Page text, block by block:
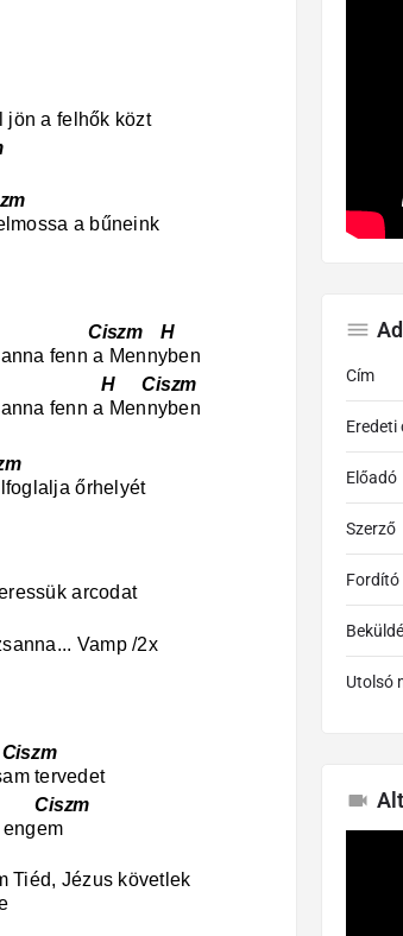
jön a felhők közt
a bűneink
Ciszm H
fenn a Mennyben
H Ciszm
fenn a Mennyben
őrhelyét
arcodat
Vamp /2x
tervedet
Tiéd, Jézus követlek
Cím
Eredeti
Előadó
Szerző
Fordító
Utolsó